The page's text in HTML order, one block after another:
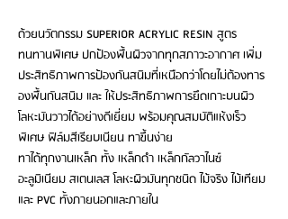
ด้วยนวัตกรรม SUPERIOR ACRYLIC RESIN สูตร
ทนทานพิเศษ ปกป้องพื้นผิวจากทุกสภาวะอากาศ เพิ่ม
ประสิทธิภาพการป้องกันสนิมที่เหนือกว่าโดยไม่ต้องทาร
องพื้นกันสนิม และ ให้ประสิทธิภาพการยึดเกาะบนผิว
โลหะมันวาวได้อย่างดีเยี่ยม พร้อมคุณสมบัติแห้งเร็ว
พิเศษ ฟิล์มสีเรียบเนียน ทาขึ้นง่าย
ทาได้ทุกงานเหล็ก ทั้ง เหล็กดำ เหล็กกัลวาไนซ์
อะลูมิเนียม สเตนเลส โลหะผิวมันทุกชนิด ไม้จริง ไม้เทียม
และ PVC ทั้งภายนอกและภายใน